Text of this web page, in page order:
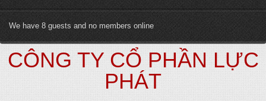
We have 8 guests and no members online
CÔNG TY CỔ PHẦN LỰC
PHÁT